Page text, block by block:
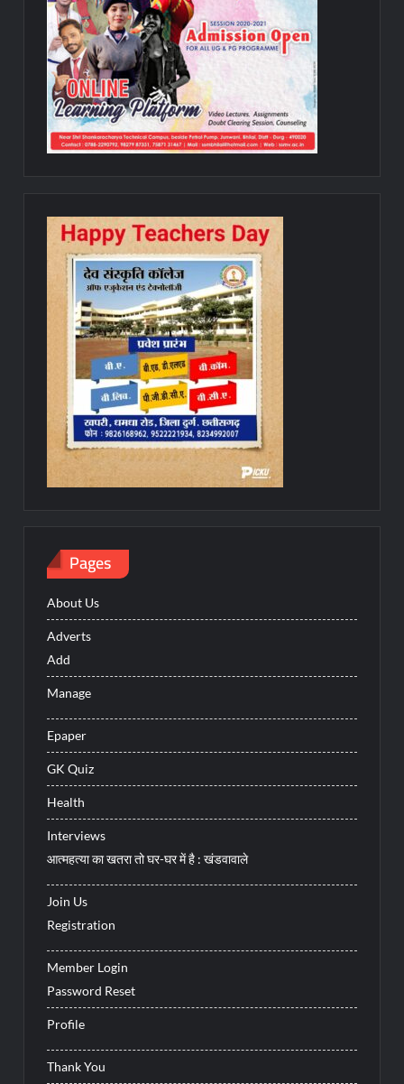
Pages
About Us
Adverts
Add
Manage
Epaper
GK Quiz
Health
Interviews
आत्महत्या का खतरा तो घर-घर में है : खंडवावाले
Join Us
Registration
Member Login
Password Reset
Profile
Thank You